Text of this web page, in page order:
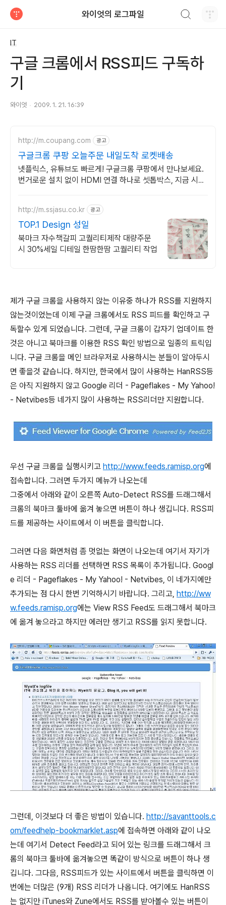
와이엇의 로그파일
IT
구글 크롬에서 RSS피드 구독하
기
와이엇 2009. 1. 21. 16:39
http://m.coupang.com 광고
구글크롬 쿠팡 오늘주문 내일도착 로켓배송
넷플릭스, 유튜브도 빠르게! 구글크롬 쿠팡에서 만나보세요.
번거로운 설치 없이 HDMI 연결 하나로 셋톱박스, 지금 시작
http://m.ssjasu.co.kr 광고
TOP.1 Design 성일
북마크 자수책갈피 고퀄리티제작 대량주문
시 30%세일 디테일 한땀한땀 고퀄리티 작업
제가 구글 크롬을 사용하지 않는 이유중 하나가 RSS를 지원하지
않는것이었는데 이제 구글 크롬에서도 RSS 피드를 확인하고 구
독할수 있게 되었습니다. 그런데, 구글 크롬이 갑자기 업데이트 한
것은 아니고 북마크를 이용한 RSS 확인 방법으로 일종의 트릭입
니다. 구글 크롬을 메인 브라우저로 사용하시는 분들이 알아두시
면 좋을것 같습니다. 하지만, 한국에서 많이 사용하는 HanRSS등
은 아직 지원하지 않고 Google 리더 - Pageflakes - My Yahoo!
- Netvibes등 네가지 많이 사용하는 RSS리더만 지원합니다.
우선 구글 크롬을 실행시키고 http://www.feeds.ramisp.org에
접속합니다. 그러면 두가지 메뉴가 나오는데
그중에서 아래와 같이 오른쪽 Auto-Detect RSS를 드래그해서
크롬의 북마크 툴바에 옮겨 놓으면 버튼이 하나 생깁니다. RSS피
드를 제공하는 사이트에서 이 버튼을 클릭합니다.
그러면 다음 화면처럼 좀 멋없는 화면이 나오는데 여기서 자기가
사용하는 RSS 리더를 선택하면 RSS 목록이 추가됩니다. Googl
e 리더 - Pageflakes - My Yahoo! - Netvibes, 이 네가지에만
추가되는 점 다시 한번 기억하시기 바랍니다. 그리고, http://ww
w.feeds.ramisp.org에는 View RSS Feed도 드래그해서 북마크
에 옮겨 놓으라고 하지만 에러만 생기고 RSS를 읽지 못합니다.
그런데, 이것보다 더 좋은 방법이 있습니다. http://savanttools.c
om/feedhelp-bookmarklet.asp에 접속하면 아래와 같이 나오
는데 여기서 Detect Feed라고 되어 있는 링크를 드래그해서 크
롬의 북마크 툴바에 옮겨놓으면 똑같이 방식으로 버튼이 하나 생
깁니다. 그다음, RSS피드가 있는 사이트에서 버튼을 클릭하면 이
번에는 더많은 (9개) RSS 리더가 나옵니다. 여기에도 HanRSS
는 없지만 iTunes와 Zune에서도 RSS를 받아볼수 있는 버튼이